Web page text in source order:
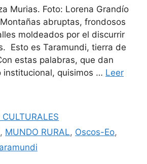
Murias. Foto: Lorena Grandío
Montañas abruptas, frondosos
moldeados por el discurrir
Esto es Taramundi, tierra de
estas palabras, que dan
institucional, quisimos … Leer
CULTURALES
, MUNDO RURAL, Oscos-Eo,